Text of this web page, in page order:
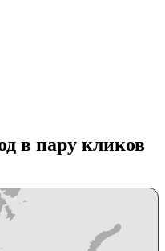
в пару кликов